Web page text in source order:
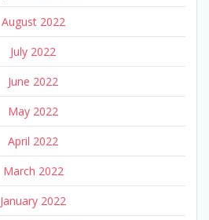
August 2022
July 2022
June 2022
May 2022
April 2022
March 2022
January 2022